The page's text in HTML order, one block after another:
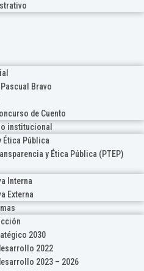
Bravo
de Cuento
institucional
Ética Pública
y Ética Pública (PTEP)
Interna
Externa
2030
2022
2023 – 2026